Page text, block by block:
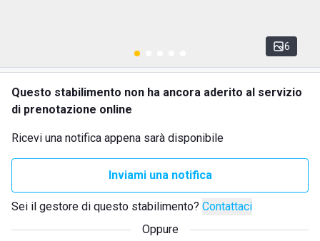
6
Questo stabilimento non ha ancora aderito al servizio
di prenotazione online
Ricevi una notifica appena sarà disponibile
Inviami una notifica
Sei il gestore di questo stabilimento? Contattaci
Oppure